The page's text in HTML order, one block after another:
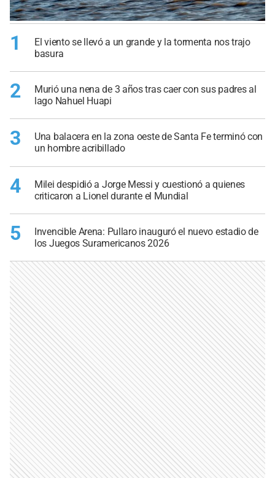
1
El viento se llevó a un grande y la tormenta nos trajo
basura
2
Murió una nena de 3 años tras caer con sus padres al
lago Nahuel Huapi
3
Una balacera en la zona oeste de Santa Fe terminó con
un hombre acribillado
4
Milei despidió a Jorge Messi y cuestionó a quienes
criticaron a Lionel durante el Mundial
5
Invencible Arena: Pullaro inauguró el nuevo estadio de
los Juegos Suramericanos 2026